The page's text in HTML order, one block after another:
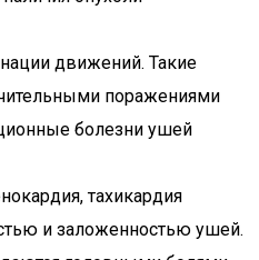
движений. Такие
поражениями
болезни ушей
тахикардия
и заложенностью ушей.